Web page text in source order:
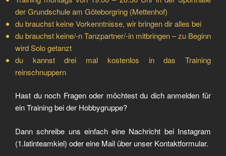
der Grundschule am Göteborgring (Mettenhof)
du brauchst keine Vorkenntnisse, wir bringen dir alles bei
du brauchst keine/-n Tanzpartner/-in mitbringen – zu Beginn
wird Solo getanzt
du kannst drei mal kostenlos in das Training
reinschnuppern
Hast du noch Fragen oder möchtest du dich anmelden für
ein Training bei der Hobbygruppe?
Dann schreibe uns einfach eine Nachricht bei Instagram
(1.latinteamkiel) oder eine Mail über unser Kontaktformular.